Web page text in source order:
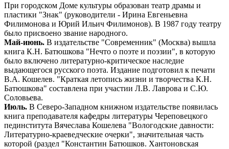
При городском Доме культуры образован театр драмы и
пластики "Знак" (руководители - Ирина Евгеньевна
Филимонова и Юрий Ильич Филимонов). В 1987 году театру
было присвоено звание народного.
Май-июнь. В издательстве "Современник" (Москва) вышла
книга К.Н. Батюшкова "Нечто о поэте и поэзии", в которую
было включено литературно-критическое наследие
выдающегося русского поэта. Издание подготовил к печати
В.А. Кошелев. "Краткая летопись жизни и творчества К.Н.
Батюшкова" составлена при участии Л.В. Лаврова и С.Ю.
Соловьева.
Июль. В Северо-Западном книжном издательстве появилась
книга преподавателя кафедры литературы Череповецкого
пединститута Вячеслава Кошелева "Вологодские давности:
Литературно-краеведческие очерки", значительная часть
которой (раздел "Константин Батюшков. Хантоновская